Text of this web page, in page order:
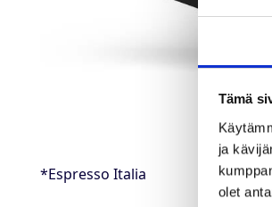
Tämä
ja
olet
*Espresso Italia